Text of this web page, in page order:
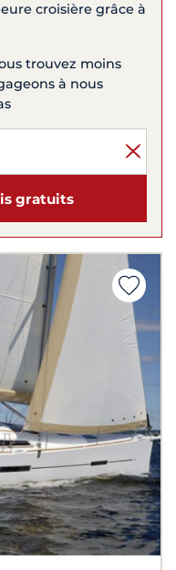
croisière grâce à
trouvez moins
à nous
gratuits